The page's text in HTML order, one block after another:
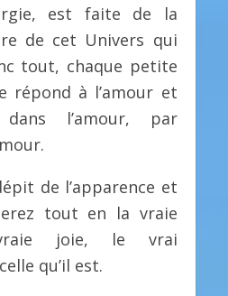
est faite de la
de cet Univers qui
tout, chaque petite
répond à l’amour et
l’amour, par
de l’apparence et
tout en la vraie
joie, le vrai
qu’il est.